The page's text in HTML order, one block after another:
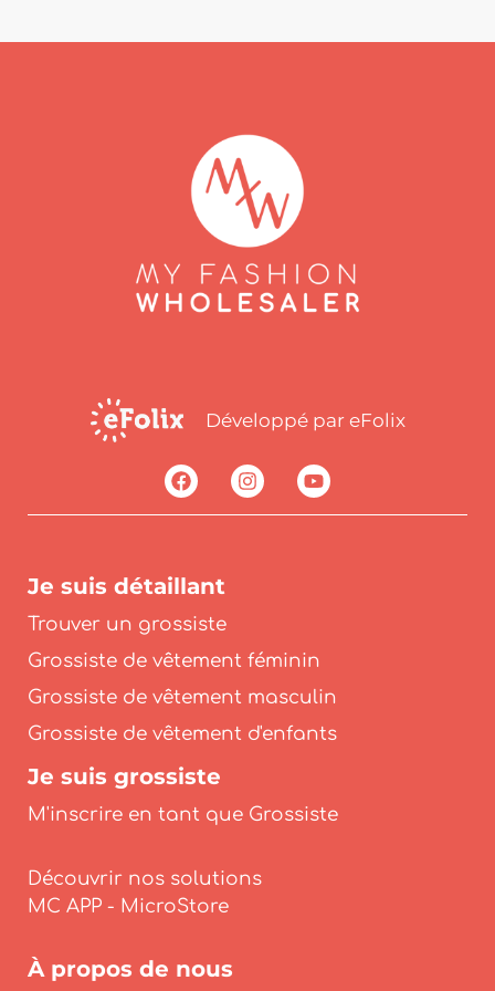
Développé par eFolix
Je suis détaillant
Trouver un grossiste
Grossiste de vêtement féminin
Grossiste de vêtement masculin
Grossiste de vêtement d'enfants
Je suis grossiste
M'inscrire en tant que Grossiste
Découvrir nos solutions
À propos de nous